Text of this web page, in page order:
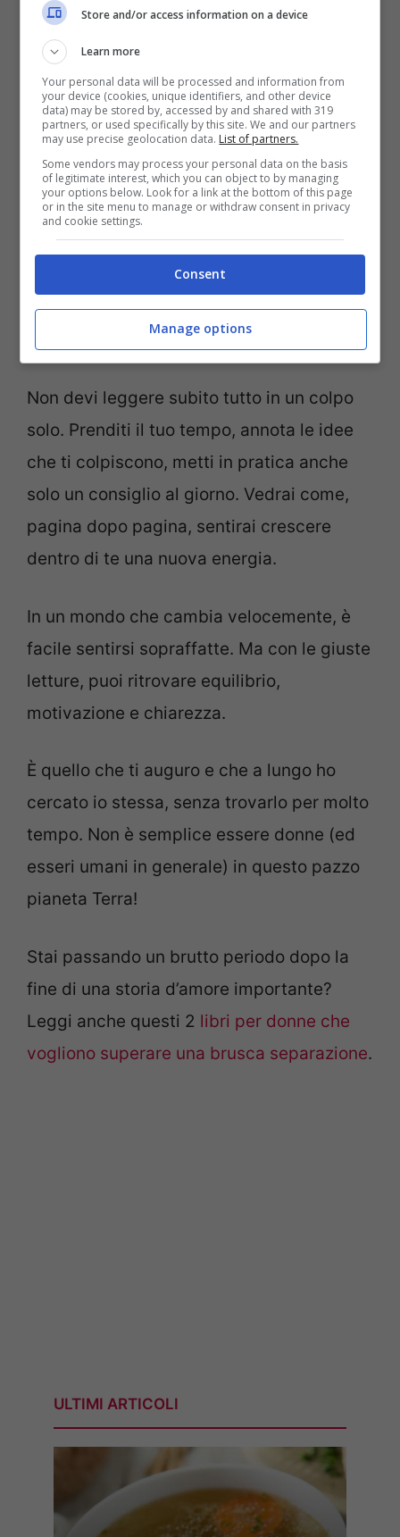
pratico, con esempi reali etecniche
applicabili fin da subito
Questi due libri sono complementari e ti
offrono una combinazione vincente:
“Donne che corrono con i lupi” ti risveglia
la forza interiore, la passione e
l’autenticità, mentre “Atomic Habits” ti dà
gli strumenti pratici per tradurre quella
energia inazioni quotidianeche ti
porteranno verso i tuoi obiettivi.
Non devi leggere subito tutto in un colpo
solo. Prenditi il tuo tempo, annota le idee
che ti colpiscono, metti in pratica anche
solo un consiglio al giorno. Vedrai come,
pagina dopo pagina, sentirai crescere
dentro di te una nuova energia.
In un mondo che cambia velocemente, è
facile sentirsi sopraffatte. Ma con le giuste
letture, puoi ritrovare equilibrio,
motivazione e chiarezza.
È quello che ti auguro e che a lungo ho
cercato io stessa, senza trovarlo per molto
tempo. Non è semplice essere donne (ed
esseri umani in generale) in questo pazzo
pianeta Terra!
Stai passando un brutto periodo dopo la
fine di una storia d’amore importante?
Leggi anche questi 2 libri per donne che
vogliono superare una brusca separazione.
ULTIMI ARTICOLI
Store and/or access information on a device
Learn more
Your personal data will be processed and information from
your device (cookies, unique identifiers, and other device
data) may be stored by, accessed by and shared with 319
partners, or used specifically by this site. We and our partners
may use precise geolocation data. List of partners.
Some vendors may process your personal data on the basis
of legitimate interest, which you can object to by managing
your options below. Look for a link at the bottom of this page
or in the site menu to manage or withdraw consent in privacy
and cookie settings.
Consent
Manage options